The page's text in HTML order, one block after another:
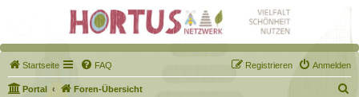
Startseite FAQ Anmelden
Registrieren
Portal Foren-Übersicht